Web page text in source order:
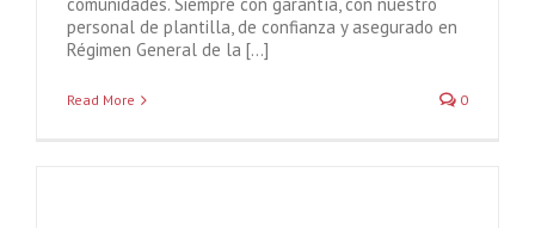
personal de plantilla, de confianza y asegurado en
Régimen General de la [...]
Read More 0